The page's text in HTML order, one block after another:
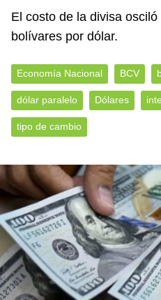
El costo de la divisa
bolívares por dólar.
Economía Nacional BCV
dólar paralelo Dólares
tipo de cambio